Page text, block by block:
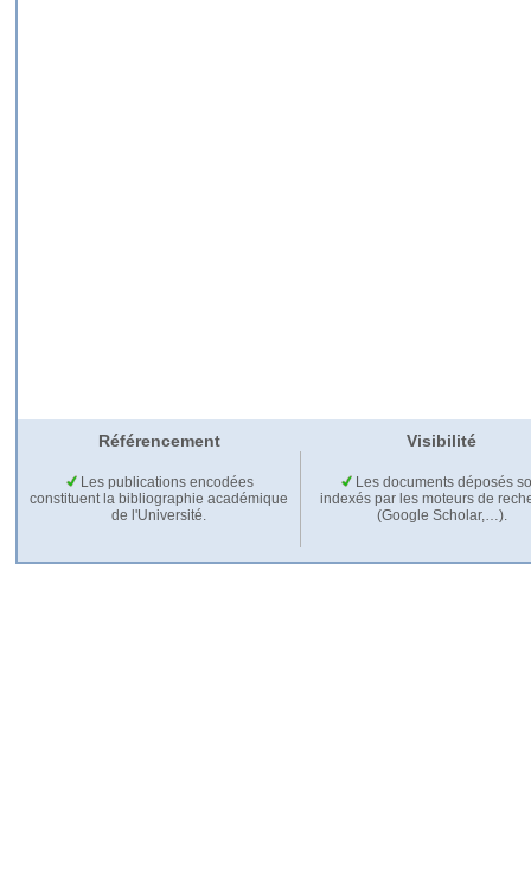
Référencement Visibilité
Les publications encodées
constituent la bibliographie académique
de l'Université.
Les documents déposés
indexés par les moteurs de
(Google Scholar,…).